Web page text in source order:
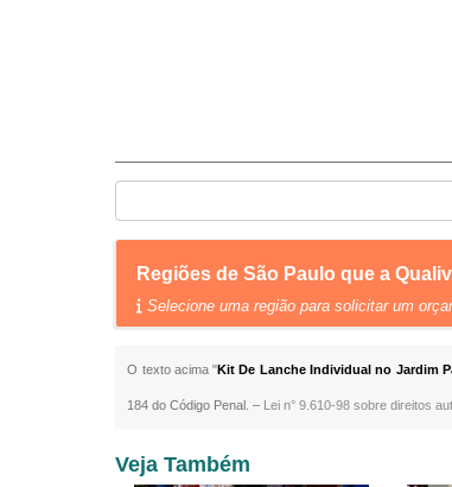
Regiões de São Paulo que a
Selecione uma região para solicitar um
O texto acima "Kit De Lanche Individual no Jardim
184 do Código Penal. – Lei n° 9.610-98 sobre direitos
Veja Também